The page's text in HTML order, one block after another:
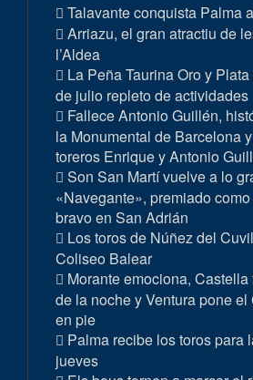
Talavante conquista Palma
Arriazu, el gran atractiu de
l’Aldea
La Peña Taurina Oro y
de julio repleto de actividades
Fallece Antonio Guillén,
la Monumental de Barcelona
toreros Enrique y Antonio
Son San Martí vuelve a lo
«Navegante», premiado
bravo en San Adrián
Los toros de Núñez del
Coliseo Balear
Morante emociona,
de la noche y Ventura pone
en pie
Palma recibe los toros para
jueves